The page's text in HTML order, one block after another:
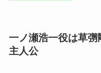
一ノ瀬浩一役は草
主人公